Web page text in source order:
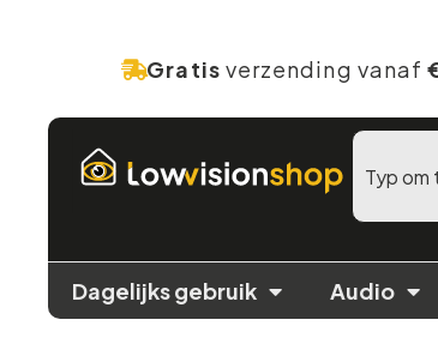
Gratis verzending vanaf
Dagelijks gebruik Audio